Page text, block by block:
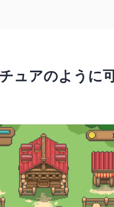
ュアのように